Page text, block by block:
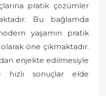
pratik çözümler
Bu bağlamda
yaşamın pratik
öne çıkmaktadır.
enjekte edilmesiyle
sonuçlar elde